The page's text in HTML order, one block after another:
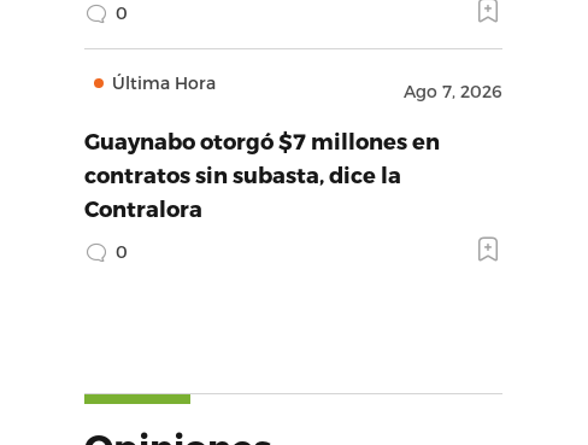
0
Última Hora Ago 7, 2026
Guaynabo otorgó $7 millones en
contratos sin subasta, dice la
Contralora
0